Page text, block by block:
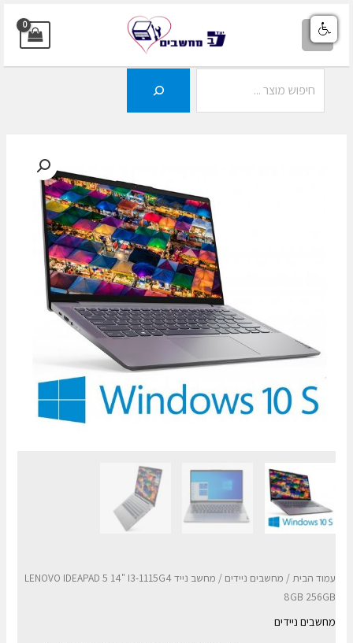
דילוג
לתוכן
MAIN
עמוד הבית/ מחשבים ניידים
/ מחשב נייד LENOVO IDEAPAD 5 14" I3-1115G4
8GB 256GB
מחשבים ניידים